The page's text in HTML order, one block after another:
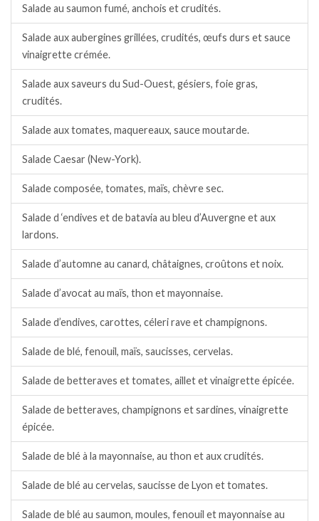
Salade au saumon fumé, anchois et crudités.
Salade aux aubergines grillées, crudités, œufs durs et sauce
vinaigrette crémée.
Salade aux saveurs du Sud-Ouest, gésiers, foie gras,
crudités.
Salade aux tomates, maquereaux, sauce moutarde.
Salade Caesar (New-York).
Salade composée, tomates, maïs, chèvre sec.
Salade d ‘endives et de batavia au bleu d’Auvergne et aux
lardons.
Salade d’automne au canard, châtaignes, croûtons et noix.
Salade d’avocat au maïs, thon et mayonnaise.
Salade d’endives, carottes, céleri rave et champignons.
Salade de blé, fenouil, maïs, saucisses, cervelas.
Salade de betteraves et tomates, aillet et vinaigrette épicée.
Salade de betteraves, champignons et sardines, vinaigrette
épicée.
Salade de blé à la mayonnaise, au thon et aux crudités.
Salade de blé au cervelas, saucisse de Lyon et tomates.
Salade de blé au saumon, moules, fenouil et mayonnaise au